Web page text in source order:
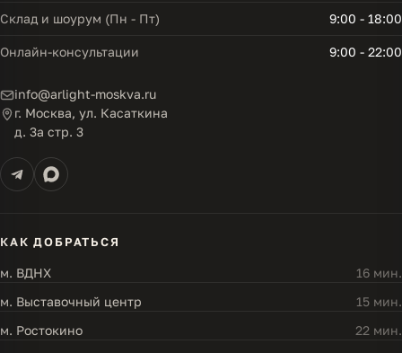
Склад и шоурум (Пн - Пт) 9:00 - 18:00
Онлайн-консультации 9:00 - 22:00
info@arlight-moskva.ru
г. Москва, ул. Касаткина
д. 3а стр. 3
КАК ДОБРАТЬСЯ
м. ВДНХ
16 мин.
м. Выставочный центр
15 мин.
м. Ростокино
22 мин.